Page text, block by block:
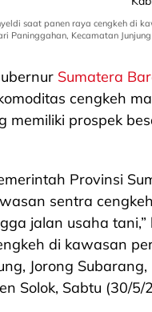
saat panen raya cengkeh di
Paninggahan, Kecamatan
Sumatera
cengkeh
memiliki prospek
Provinsi
sentra
jalan usaha
di kawasan
Jorong
Solok, Sabtu (30/5/